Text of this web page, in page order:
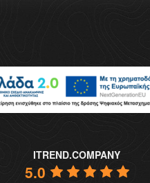
ITREND.COMPANY
5.0